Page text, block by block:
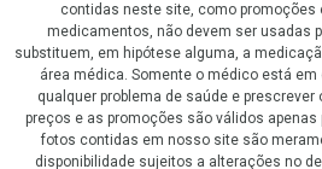
contidas neste site, como promoções
medicamentos, não devem ser usadas
substituem, em hipótese alguma, a
área médica. Somente o médico está
qualquer problema de saúde e
preços e as promoções são válidos
fotos contidas em nosso site são
disponibilidade sujeitos a alterações no